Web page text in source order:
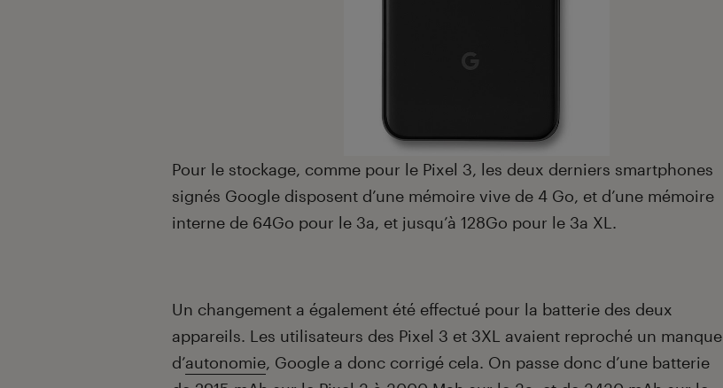
Pour le stockage, comme pour le Pixel 3, les deux derniers smartphones
signés Google disposent d’une mémoire vive de 4 Go, et d’une mémoire
interne de 64Go pour le 3a, et jusqu’à 128Go pour le 3a XL.
Un changement a également été effectué pour la batterie des deux
appareils. Les utilisateurs des Pixel 3 et 3XL avaient reproché un manque
d’autonomie, Google a donc corrigé cela. On passe donc d’une batterie